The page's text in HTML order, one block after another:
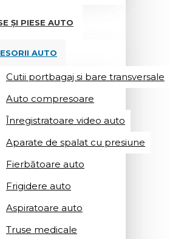
ȘI PIESE AUTO
AUTO
Cutii portbagaj si bare transversale
Auto compresoare
Înregistratoare video auto
Aparate de spalat cu presiune
Fierbătoare auto
Frigidere auto
Aspiratoare auto
Truse medicale